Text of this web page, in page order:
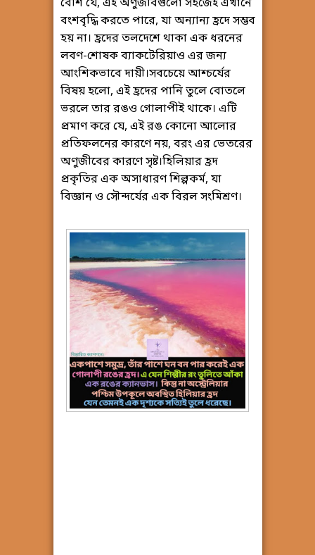
বেশি যে, এই অণুজীবগুলো সহজেই এখানে
বংশবৃদ্ধি করতে পারে, যা অন্যান্য হ্রদে সম্ভব
হয় না। হ্রদের তলদেশে থাকা এক ধরনের
লবণ-শোষক ব্যাকটেরিয়াও এর জন্য
আংশিকভাবে দায়ী। ​সবচেয়ে আশ্চর্যের
বিষয় হলো, এই হ্রদের পানি তুলে বোতলে
ভরলে তার রঙও গোলাপীই থাকে। এটি
প্রমাণ করে যে, এই রঙ কোনো আলোর
প্রতিফলনের কারণে নয়, বরং এর ভেতরের
অণুজীবের কারণে সৃষ্ট। ​হিলিয়ার হ্রদ
প্রকৃতির এক অসাধারণ শিল্পকর্ম, যা
বিজ্ঞান ও সৌন্দর্যের এক বিরল সংমিশ্রণ।